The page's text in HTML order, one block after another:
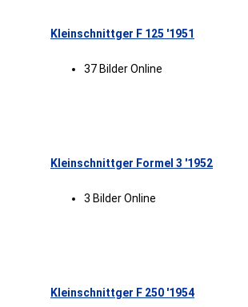
Kleinschnittger F 125 '1951
37 Bilder Online
Kleinschnittger Formel 3 '1952
3 Bilder Online
Kleinschnittger F 250 '1954